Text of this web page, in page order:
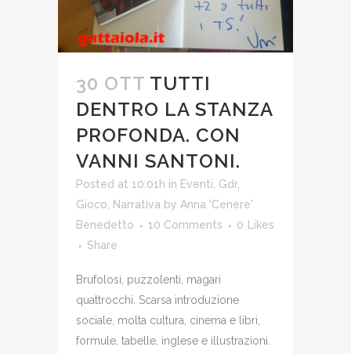
30 OTT TUTTI
DENTRO LA STANZA
PROFONDA. CON
VANNI SANTONI.
Posted at 10:01h in Eventi Gdr,
Gioco
Narrativa by Anna 'Cenere'
Benedetto
10 Comments 0
Likes
Share
Brufolosi, puzzolenti, magari
quattrocchi. Scarsa introduzione
sociale, molta cultura, cinema e libri,
formule, tabelle, inglese e illustrazioni.